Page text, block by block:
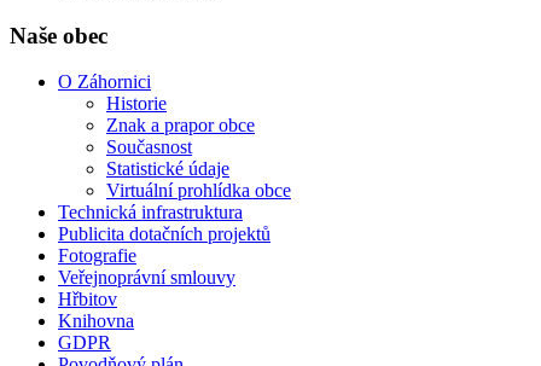
Naše obec
O Záhornici
Historie
Znak a prapor obce
Současnost
Statistické údaje
Virtuální prohlídka obce
Technická infrastruktura
Publicita dotačních projektů
Fotografie
Veřejnoprávní smlouvy
Hřbitov
Knihovna
GDPR